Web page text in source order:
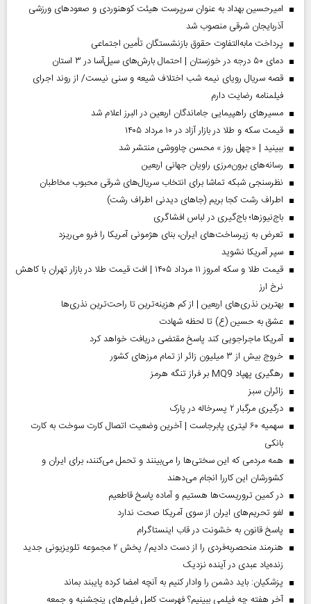
امیرحسین بهداد به عنوان سرپرست هیئت کوهنوردی و صعودهای ورزشی
آذربایجان شرقی منصوب شد
پرداخت مابه‌التفاوت حقوق بازنشستگان تأمین اجتماعی
دمای ۵۰ درجه در خوزستان | احتمال بارش‌های سیل‌آسا در ۳ استان
قصه سریال رویای نیمه شب اختلاف شیعه و سنی نیست/ از روند اجرای
فیلمنامه رضایت دارم
مسیر‌های راهپیمایی جاماندگان اربعین در البرز اعلام شد
قیمت سکه و طلا در بازار آزاد در ۱۰ مرداد ۱۴۰۵
ببینید | «چهل روز » محسن چاووشی منتشر شد
رسانه‌های برون‌مرزی راویان جهانی اربعین
نظرسنجی شبکه تماشا برای انتخاب سریال‌های شرقی محبوب مخاطبان
اطراف رشت کجا بریم (جاهای دیدنی اطراف رشت)
باج‌نیوزها؛ باج‌گیری در لباس افشاگری
تعرض به زیرساخت‌های ایران، بنای هژمونی آمریکا را فرو می‌ریزد
سپر آمریکا نشوید
قیمت طلا و سکه امروز ۱۱ مرداد ۱۴۰۵ | افت قیمت طلا در بازار تهران با کاهش
نرخ ارز
بهترین نذری‌های اربعین | از کم هزینه‌ترین تا راحت‌ترین نذری‌ها
عشق به حسین (ع) تا لحظه شهادت
آمریکا ماجراجویی کند پاسخ مقتضی دریافت خواهد کرد
خروج بیش از ۳ میلیون زائر از تمام مرز‌های کشور
رهگیری پهپاد MQ9 بر فراز تنگه هرمز
‌زائران سبز
درگیری مرگبار ۲ پسرخاله در پارک
سهمیه ۶۰ لیتری پابرجاست | آخرین وضعیت اتصال کارت سوخت به کارت
بانکی
همه مردمی که این سختی‌ها را می‌بینند و تحمل می‌کنند، برای ایران و
کشورشان این کاررا انجام می‌دهند
در کمین تروریست‌ها هستیم و آماده پاسخ قاطعیم
لغو تحریم‌های ایران از سوی آمریکا صحت ندارد
پاسخ قانون به خشونت در قاب اینستاگرام
هنرمند منحصر‌به‌فردی را از دست دادیم/ پخش ۲ مجموعه تلویزیونی جدید
زنده‌یاد عبدی در آینده نزدیک
پزشکیان: باید دشمن را وادار کنیم به آنچه امضا کرده پایبند بماند
آخر هفته چه فیلمی ببینیم؟ فهرست کامل فیلم‌های پنجشنبه و جمعه